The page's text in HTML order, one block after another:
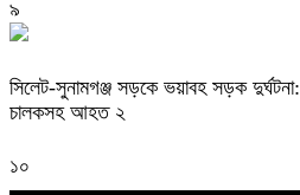
৯
সিলেট-সুনামগঞ্জ সড়কে ভয়াবহ সড়ক
চালকসহ আহত ২
১০